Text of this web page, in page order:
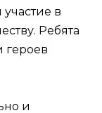
в
Ребята
героев
и